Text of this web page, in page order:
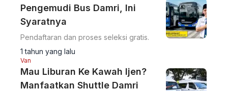
Pengemudi Bus Damri, Ini
Syaratnya
Pendaftaran dan proses seleksi gratis.
1 tahun yang lalu
Van
Mau Liburan Ke Kawah Ijen?
Manfaatkan Shuttle Damri